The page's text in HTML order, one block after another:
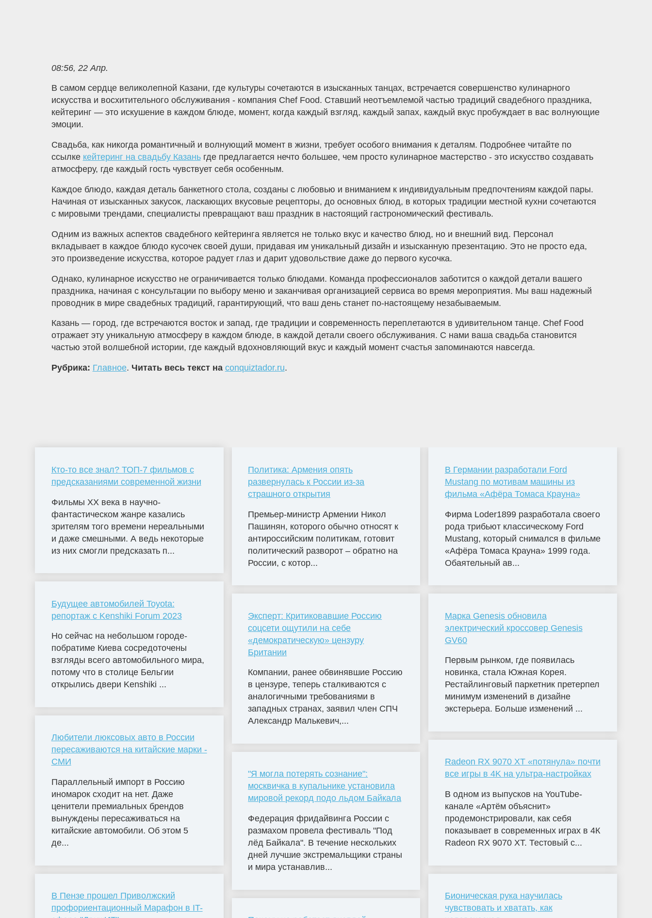
08:56, 22 Апр.
В самом сердце великолепной Казани, где культуры сочетаются в изысканных танцах, встречается совершенство кулинарного
искусства и восхитительного обслуживания - компания Chef Food. Ставший неотъемлемой частью традиций свадебного праздника,
кейтеринг — это искушение в каждом блюде, момент, когда каждый взгляд, каждый запах, каждый вкус пробуждает в вас волнующие
эмоции.
Свадьба, как никогда романтичный и волнующий момент в жизни, требует особого внимания к деталям. Подробнее читайте по
ссылке кейтеринг на свадьбу Казаньгде предлагается нечто большее, чем просто кулинарное мастерство - это искусство создавать
атмосферу, где каждый гость чувствует себя особенным.
Каждое блюдо, каждая деталь банкетного стола, созданы с любовью и вниманием к индивидуальным предпочтениям каждой пары.
Начиная от изысканных закусок, ласкающих вкусовые рецепторы, до основных блюд, в которых традиции местной кухни сочетаются
с мировыми трендами, специалисты превращают ваш праздник в настоящий гастрономический фестиваль.
Одним из важных аспектов свадебного кейтеринга является не только вкус и качество блюд, но и внешний вид. Персонал
вкладывает в каждое блюдо кусочек своей души, придавая им уникальный дизайн и изысканную презентацию. Это не просто еда,
это произведение искусства, которое радует глаз и дарит удовольствие даже до первого кусочка.
Однако, кулинарное искусство не ограничивается только блюдами. Команда профессионалов заботится о каждой детали вашего
праздника, начиная с консультации по выбору меню и заканчивая организацией сервиса во время мероприятия. Мы ваш надежный
проводник в мире свадебных традиций, гарантирующий, что ваш день станет по-настоящему незабываемым.
Казань — город, где встречаются восток и запад, где традиции и современность переплетаются в удивительном танце. Chef Food
отражает эту уникальную атмосферу в каждом блюде, в каждой детали своего обслуживания. С нами ваша свадьба становится
частью этой волшебной истории, где каждый вдохновляющий вкус и каждый момент счастья запоминаются навсегда.
Рубрика: Главное. Читать весь текст на conquiztador.ru.
Кто-то все знал? ТОП-7 фильмов с
предсказаниями современной жизни
Фильмы ХХ века в научно-
фантастическом жанре казались
зрителям того времени нереальными
и даже смешными. А ведь некоторые
из них смогли предсказать п...
Будущее автомобилей Toyota:
репортаж с Kenshiki Forum 2023
Но сейчас на небольшом городе-
побратиме Киева сосредоточены
взгляды всего автомобильного мира,
потому что в столице Бельгии
открылись двери Kenshiki ...
Любители люксовых авто в России
пересаживаются на китайские марки -
СМИ
Параллельный импорт в Россию
иномарок сходит на нет. Даже
ценители премиальных брендов
вынуждены пересаживаться на
китайские автомобили. Об этом 5
де...
В Пензе прошел Приволжский
профориентационный Марафон в IT-
Политика: Армения опять
развернулась к России из-за
страшного открытия
Премьер-министр Армении Никол
Пашинян, которого обычно относят к
антироссийским политикам, готовит
политический разворот – обратно на
России, с котор...
Эксперт: Критиковавшие Россию
соцсети ощутили на себе
«демократическую» цензуру
Британии
Компании, ранее обвинявшие Россию
в цензуре, теперь сталкиваются с
аналогичными требованиями в
западных странах, заявил член СПЧ
Александр Малькевич,...
"Я могла потерять сознание":
москвичка в купальнике установила
мировой рекорд подо льдом Байкала
Федерация фридайвинга России с
размахом провела фестиваль "Под
лёд Байкала". В течение нескольких
дней лучшие экстремальщики страны
и мира устанавлив...
В Германии разработали Ford
Mustang по мотивам машины из
фильма «Афёра Томаса Крауна»
Фирма Loder1899 разработала своего
рода трибьют классическому Ford
Mustang, который снимался в фильме
«Афёра Томаса Крауна» 1999 года.
Обаятельный ав...
Марка Genesis обновила
электрический кроссовер Genesis
GV60
Первым рынком, где появилась
новинка, стала Южная Корея.
Рестайлинговый паркетник претерпел
минимум изменений в дизайне
экстерьера. Больше изменений ...
Radeon RX 9070 XT «потянула» почти
все игры в 4K на ультра-настройках
В одном из выпусков на YouTube-
канале «Артём объяснит»
продемонстрировали, как себя
показывает в современных играх в 4К
Radeon RX 9070 XT. Тестовый с...
Бионическая рука научилась
чувствовать и хватать, как